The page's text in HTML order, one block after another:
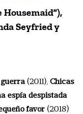
Housemaid”),
Seyfried y
guerra(2011), Chicas
espía despistada
favor (2018)